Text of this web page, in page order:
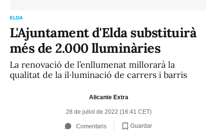
ELDA
L'Ajuntament d'Elda substituirà
més de 2.000 lluminàries
La renovació de l’enllumenat millorarà la
qualitat de la il·luminació de carrers i barris
Alicante Extra
28 de juliol de 2022 (16:41 CET)
Comentaris Guardar